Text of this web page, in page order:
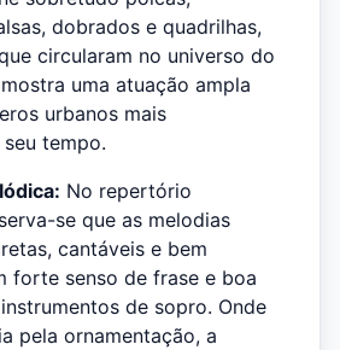
dobrados e quadrilhas,
circularam no universo do
uma atuação ampla
urbanos mais
tempo.
No repertório
se que as melodias
cantáveis e bem
forte senso de frase e boa
de sopro. Onde
pela ornamentação, a